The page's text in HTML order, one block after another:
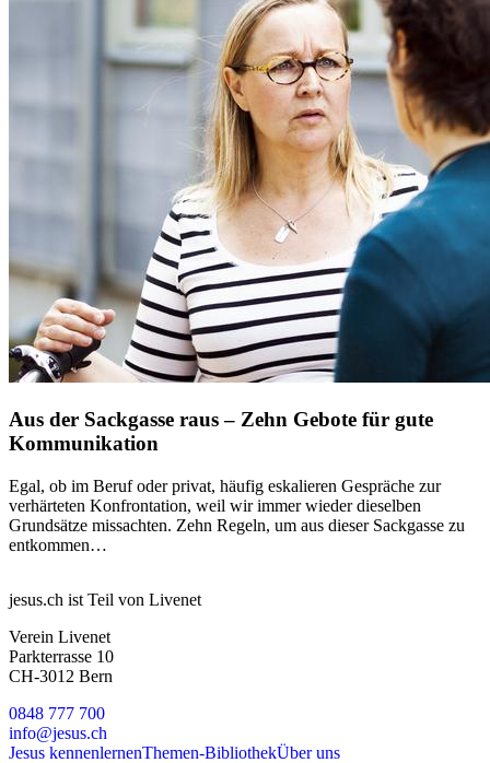
Aus der Sackgasse raus – Zehn Gebote für gute
Kommunikation
Egal, ob im Beruf oder privat, häufig eskalieren Gespräche zur
verhärteten Konfrontation, weil wir immer wieder dieselben
Grundsätze missachten. Zehn Regeln, um aus dieser Sackgasse zu
entkommen…
jesus.ch ist Teil von Livenet
Verein Livenet
Parkterrasse 10
CH-3012 Bern
0848 777 700
info@jesus.ch
Jesus kennenlernenThemen-BibliothekÜber uns